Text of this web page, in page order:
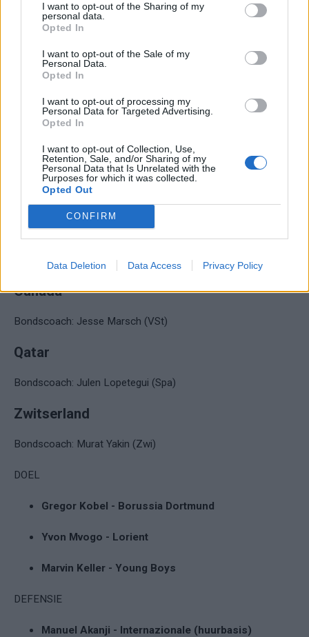
I want to opt-out of the Sharing of my
personal data.
Opted In
I want to opt-out of the Sale of my
Personal Data.
Opted In
I want to opt-out of processing my
Personal Data for Targeted Advertising.
Opted In
I want to opt-out of Collection, Use,
Retention, Sale, and/or Sharing of my
Personal Data that Is Unrelated with the
Purposes for which it was collected.
Opted Out
CONFIRM
Data Deletion Data Access Privacy Policy
Benjamin Tahirovic - Brøndby IF (Den)
AANVAL
Samed Bazdar - Jagiellonia Bialystok (Pol)
Ermedin Demirovic - VfB Stuttgart (Dui)
Edin Dzeko - Schalke 04 (Dui)
Jovo Lukic - Universitatea Cluj (Roe)
Haris Tabakovic - Borussia Mönchengladbach
(Dui)
Canada
Bondscoach: Jesse Marsch (VSt)
Qatar
Bondscoach: Julen Lopetegui (Spa)
Zwitserland
Bondscoach: Murat Yakin (Zwi)
DOEL
Gregor Kobel - Borussia Dortmund
Yvon Mvogo - Lorient
Marvin Keller - Young Boys
DEFENSIE
Manuel Akanji - Internazionale (huurbasis)